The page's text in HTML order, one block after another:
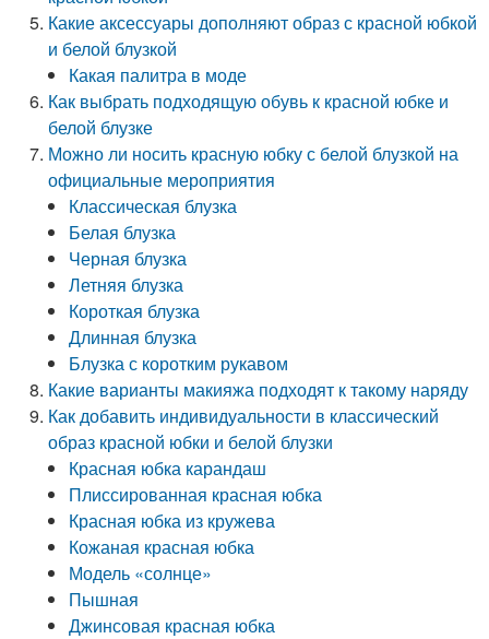
Какие аксессуары дополняют образ с красной юбкой
и белой блузкой
Какая палитра в моде
Как выбрать подходящую обувь к красной юбке и
белой блузке
Можно ли носить красную юбку с белой блузкой на
официальные мероприятия
Классическая блузка
Белая блузка
Черная блузка
Летняя блузка
Короткая блузка
Длинная блузка
Блузка с коротким рукавом
Какие варианты макияжа подходят к такому наряду
Как добавить индивидуальности в классический
образ красной юбки и белой блузки
Красная юбка карандаш
Плиссированная красная юбка
Красная юбка из кружева
Кожаная красная юбка
Модель «солнце»
Пышная
Джинсовая красная юбка